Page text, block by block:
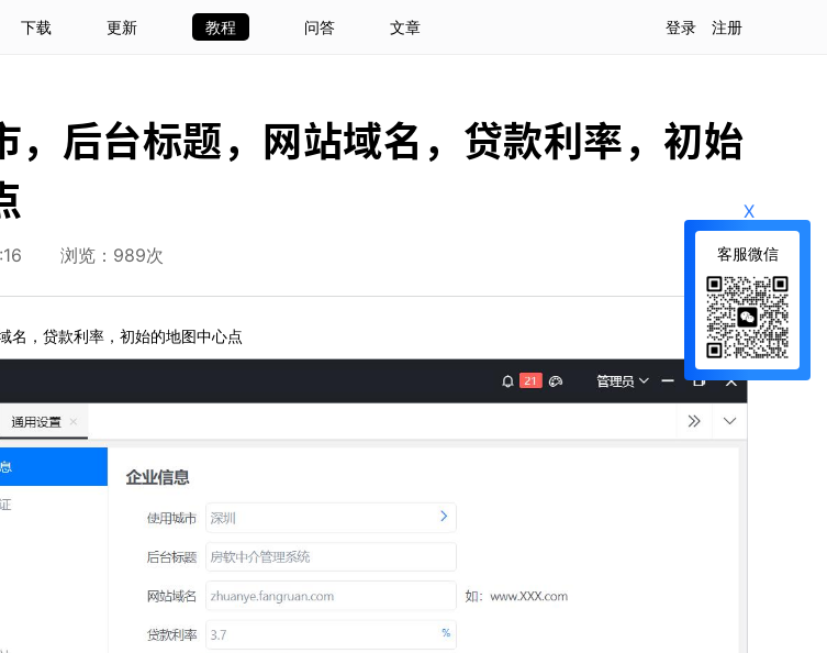
下载 更新 教程 问答 文章 登录 注册
，后台标题，网站域名，贷款利率，初始
浏览：989次
名，贷款利率，初始的地图中心点
X
客服微信